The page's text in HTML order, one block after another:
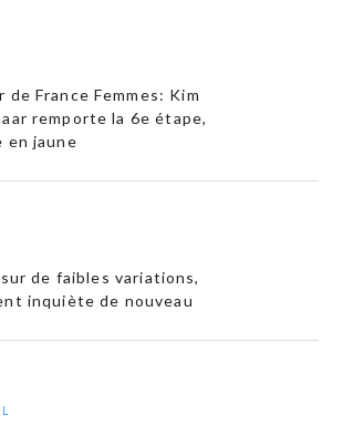
de France Femmes: Kim
remporte la 6e étape,
en jaune
de faibles variations,
inquiète de nouveau